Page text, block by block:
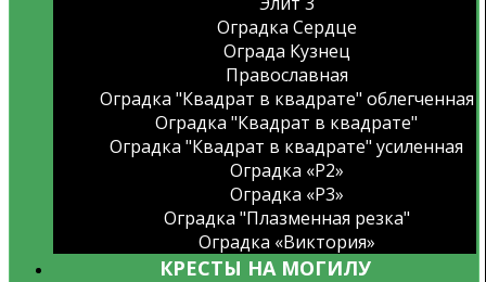
Оградка Сердце
Ограда Кузнец
Православная
Оградка "Квадрат в квадрате" облегченная
Оградка "Квадрат в квадрате"
Оградка "Квадрат в квадрате" усиленная
Оградка «Р2»
Оградка «Р3»
Оградка "Плазменная резка"
Оградка «Виктория»
КРЕСТЫ НА МОГИЛУ